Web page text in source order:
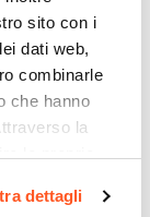
sito con i
dati web,
combinarle
che hanno
la
a leggere la
dettagli